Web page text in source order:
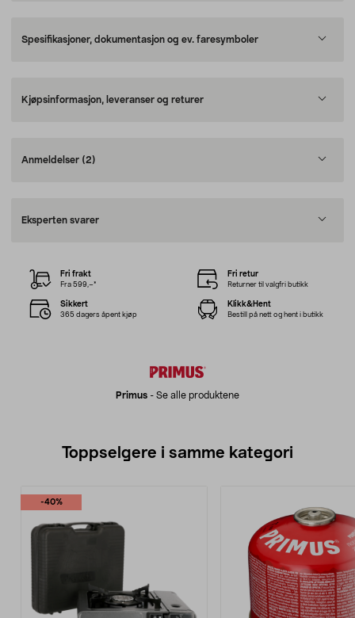
Spesifikasjoner, dokumentasjon og ev. faresymboler
Kjøpsinformasjon, leveranser og returer
Anmeldelser (2)
Eksperten svarer
Primus - Se alle produktene
Fri frakt
Fra 599,–*
Fri retur
Returner til valgfri butikk
Sikkert
365 dagers åpent kjøp
Klikk&Hent
Bestill på nett og hent i butikk
Toppselgere i samme kategori
-40%